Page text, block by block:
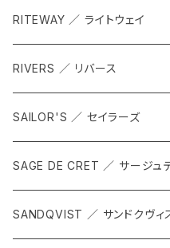
RITEWAY ／ ライトウェイ
RIVERS ／ リバース
SAILOR'S ／ セイラーズ
SAGE DE CRET ／ サージュ
SANDQVIST ／ サンドクヴィ